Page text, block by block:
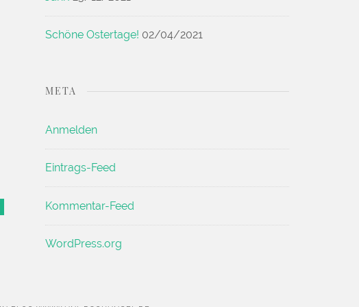
Schöne Ostertage! 02/04/2021
META
Anmelden
Eintrags-Feed
Kommentar-Feed
WordPress.org